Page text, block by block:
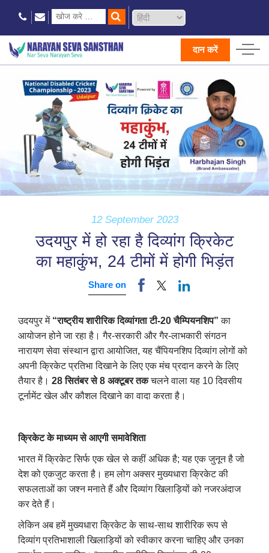
दान करें
12 September 2023
उदयपुर में हो रहा है दिव्यांग क्रिकेट
का महाकुंभ, 24 टीमों में होगी भिड़ंत
Share on
उदयपुर में “राष्ट्रीय शारीरिक दिव्यांगता टी-20 चैम्पियनशिप” का
आयोजन होने जा रहा है। गैर-सरकारी और गैर-लाभकारी संगठन
नारायण सेवा संस्थान द्वारा आयोजित, यह चैंपियनशिप दिव्यांग लोगों को
अपनी क्रिकेट प्रतिभा दिखाने के लिए एक मंच प्रदान करने के लिए
तैयार है। 28 सितंबर से 8 अक्टूबर तकचलने वाला यह 10 दिवसीय
टूर्नामेंट खेल और कौशल दिखाने का वादा करता है।
क्रिकेट के माध्यम से आएगी समावेशिता
भारत में क्रिकेट सिर्फ एक खेल से कहीं अधिक है; यह एक जुनून है जो
देश को एकजुट करता है। हम लोग अक्सर मुख्यधारा क्रिकेट की
सफलताओं का जश्न मनाते हैं और दिव्यांग खिलाड़ियों को नजरअंदाज
कर देते हैं।
लेकिन अब हमें मुख्यधारा क्रिकेट के साथ-साथ शारीरिक रूप से
दिव्यांग प्रतिभाशाली खिलाड़ियों को स्वीकार करना चाहिए और उनका